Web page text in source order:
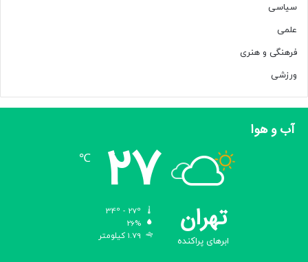
سیاسی
علمی
فرهنگی و هنری
ورزشی
آب و هوا
تهران
ابرهای پراکنده
27
℃
26%
1.79 کیلومتر